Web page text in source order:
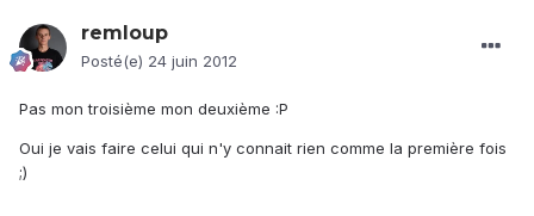
remloup
Posté(e) 24 juin 2012
Pas mon troisième mon deuxième :P
Oui je vais faire celui qui n'y connait rien comme la première fois
;)